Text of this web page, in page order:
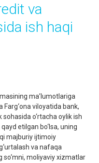
va
ish haqi
ma’lumotlariga
Farg‘ona viloyatida bank,
o‘rtacha oylik ish
etilgan bo‘lsa, uning
majburiy ijtimoiy
va nafaqa
so‘mni, moliyaviy xizmatlar